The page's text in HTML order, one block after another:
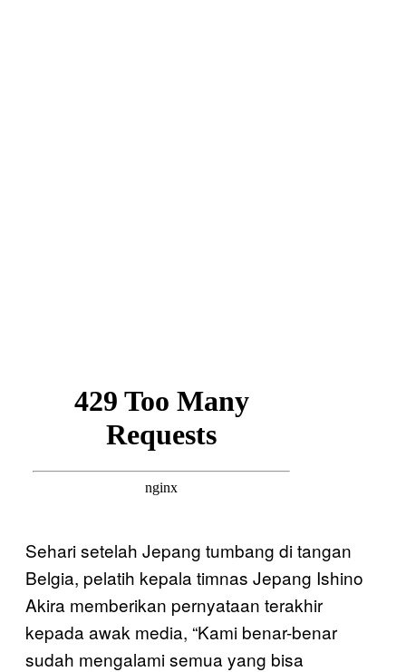
Sehari setelah Jepang tumbang di tangan
Belgia, pelatih kepala timnas Jepang Ishino
Akira memberikan pernyataan terakhir
kepada awak media, “Kami benar-benar
sudah mengalami semua yang bisa